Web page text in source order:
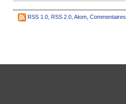
RSS 1.0 RSS 2.0 Atom Commentaires